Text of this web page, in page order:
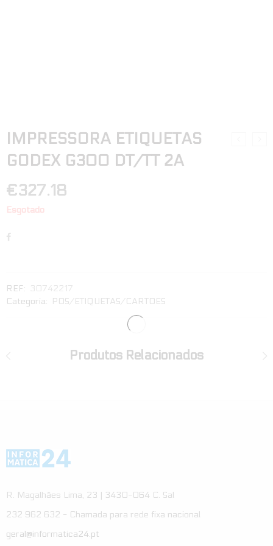
IMPRESSORA ETIQUETAS
GODEX G300 DT/TT 2A
€327.18
Esgotado
REF:
30742217
Categoria: POS/ETIQUETAS/CARTOES
Produtos Relacionados
R. Magalhães Lima, 23 | 3430-064 C. Sal
232 962 632 - Chamada para rede fixa nacional
geral@informatica24.pt